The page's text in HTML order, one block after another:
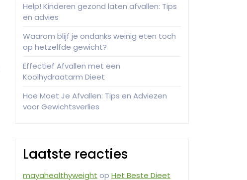
Help! Kinderen gezond laten afvallen: Tips
en advies
Waarom blijf je ondanks weinig eten toch
op hetzelfde gewicht?
Effectief Afvallen met een
Koolhydraatarm Dieet
Hoe Moet Je Afvallen: Tips en Adviezen
voor Gewichtsverlies
Laatste reacties
mayahealthyweight op Het Beste Dieet